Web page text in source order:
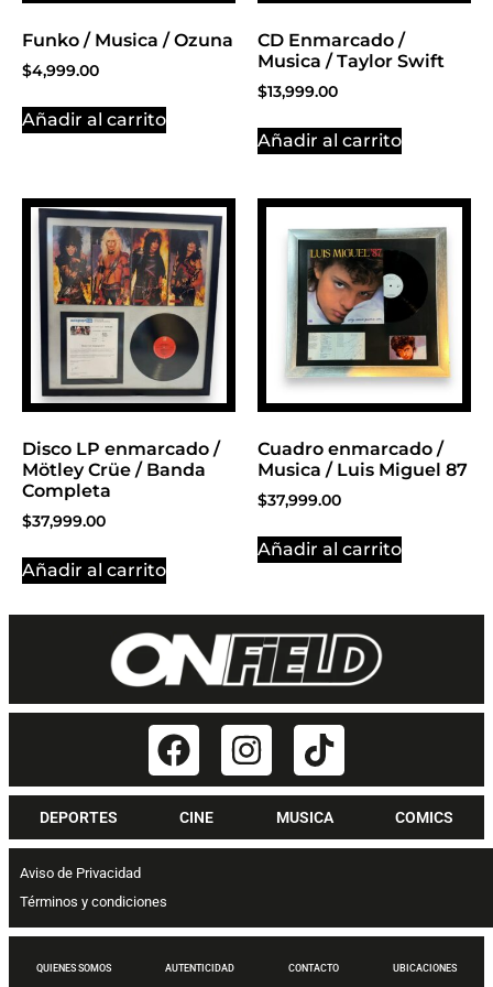
Funko / Musica / Ozuna
$4,999.00
Añadir al carrito
CD Enmarcado /
Musica / Taylor Swift
$13,999.00
Añadir al carrito
Disco LP enmarcado /
Mötley Crüe / Banda
Completa
$37,999.00
Añadir al carrito
Cuadro enmarcado /
Musica / Luis Miguel 87
$37,999.00
Añadir al carrito
DEPORTES CINE MUSICA COMICS
Aviso de Privacidad
Términos y condiciones
QUIENES SOMOS AUTENTICIDAD CONTACTO UBICACIONES